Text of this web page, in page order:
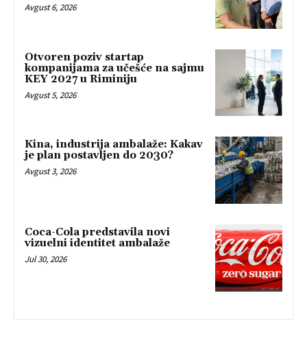
Avgust 6, 2026
Otvoren poziv startap
kompanijama za učešće na sajmu
KEY 2027 u Riminiju
Avgust 5, 2026
Kina, industrija ambalaže: Kakav
je plan postavljen do 2030?
Avgust 3, 2026
Coca-Cola predstavila novi
vizuelni identitet ambalaže
Jul 30, 2026